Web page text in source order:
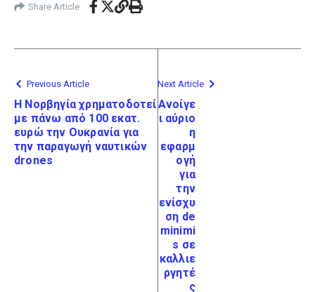
Share Article
Previous Article
Η Νορβηγία χρηματοδοτεί
με πάνω από 100 εκατ.
ευρώ την Ουκρανία για
την παραγωγή ναυτικών
drones
Next Article
Ανοίγε
ι αύριο
η
εφαρμ
ογή
για
την
ενίσχυ
ση de
minimi
s σε
καλλιε
ργητέ
ς